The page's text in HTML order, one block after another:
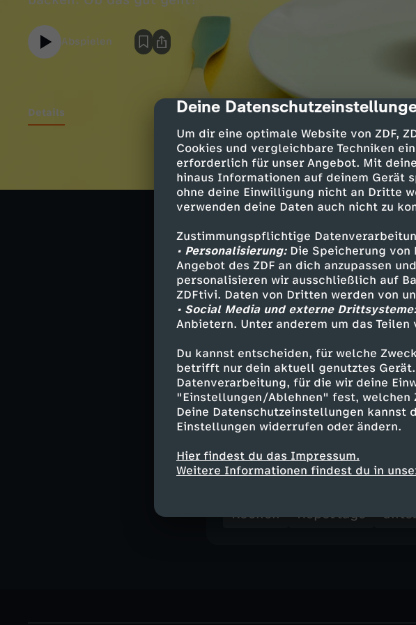
cmp-dialog-description
Deine
Um dir eine optimale Website von ZDF,
Cookies und vergleichbare Techniken
erforderlich für unser Angebot. Mit
hinaus Informationen auf deinem Gerät
ohne deine Einwilligung nicht an Dritte
verwenden deine Daten auch nicht zu
Zustimmungspflichtige
• Personalisierung:Die Speicherung von
Angebot des ZDF an dich anzupassen
personalisieren wir ausschließlich auf
ZDFtivi. Daten von Dritten werden von
• Social Media und externe Drittsysteme:
Anbietern. Unter anderem um das
Du kannst entscheiden, für welche
betrifft nur dein aktuell genutztes
Datenverarbeitung, für die wir deine
"Einstellungen/Ablehnen" fest, welchen
Deine Datenschutzeinstellungen
Einstellungen widerrufen oder ändern.
Hier findest du das Impressum.
Weitere Informationen findest du in
Abspielen
Details
Über Sebastian Lege
Als Produktentwickler weiß
Lebensmittelbranche arbeitet
Koch und Food-Experte
"Die Tricks der
tricksen - und natürlich warum!
Seine Grundüberzeugung,
Zutaten, bringt der
Zusammenfügen einfacher
Es ist vielmehr eine
sowie Nostalgie, Emotionen
verbindet."
Kochen Reportage